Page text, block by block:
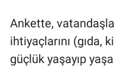
Ankette,
ihtiyaçlarını (gıda,
güçlük yaşayıp